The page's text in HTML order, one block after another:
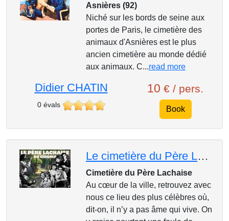
Asnières (92)
Niché sur les bords de seine aux
portes de Paris, le cimetière des
animaux d'Asnières est le plus
ancien cimetière au monde dédié
aux animaux. C...read more
Didier CHATIN
0 évals
10 € / pers.
Book
Le cimetière du Père Lachaise au cinéma
Cimetière du Père Lachaise
Au cœur de la ville, retrouvez avec
nous ce lieu des plus célèbres où,
dit-on, il n’y a pas âme qui vive. On